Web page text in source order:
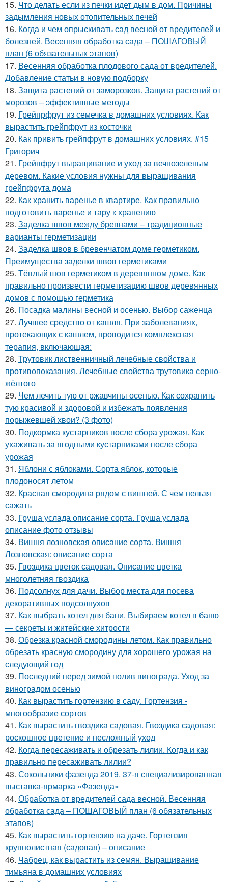
15. Что делать если из печки идет дым в дом. Причины
задымления новых отопительных печей
16. Когда и чем опрыскивать сад весной от вредителей и
болезней. Весенняя обработка сада – ПОШАГОВЫЙ
план (6 обязательных этапов)
17. Весенняя обработка плодового сада от вредителей.
Добавление статьи в новую подборку
18. Защита растений от заморозков. Защита растений от
морозов – эффективные методы
19. Грейпрфрут из семечка в домашних условиях. Как
вырастить грейпфрут из косточки
20. Как привить грейпфрут в домашних условиях. #15
Григорич
21. Грейпфрут выращивание и уход за вечнозеленым
деревом. Какие условия нужны для выращивания
грейпфрута дома
22. Как хранить варенье в квартире. Как правильно
подготовить варенье и тару к хранению
23. Заделка швов между бревнами – традиционные
варианты герметизации
24. Заделка швов в бревенчатом доме герметиком.
Преимущества заделки швов герметиками
25. Тёплый шов герметиком в деревянном доме. Как
правильно произвести герметизацию швов деревянных
домов с помощью герметика
26. Посадка малины весной и осенью. Выбор саженца
27. Лучшее средство от кашля. При заболеваниях,
протекающих с кашлем, проводится комплексная
терапия, включающая:
28. Трутовик лиственничный лечебные свойства и
противопоказания. Лечебные свойства трутовика серно-
жёлтого
29. Чем лечить тую от ржавчины осенью. Как сохранить
тую красивой и здоровой и избежать появления
порыжевшей хвои? (3 фото)
30. Подкормка кустарников после сбора урожая. Как
ухаживать за ягодными кустарниками после сбора
урожая
31. Яблони с яблоками. Сорта яблок, которые
плодоносят летом
32. Красная смородина рядом с вишней. С чем нельзя
сажать
33. Груша услада описание сорта. Груша услада
описание фото отзывы
34. Вишня лозновская описание сорта. Вишня
Лозновская: описание сорта
35. Гвоздика цветок садовая. Описание цветка
многолетняя гвоздика
36. Подсолнух для дачи. Выбор места для посева
декоративных подсолнухов
37. Как выбрать котел для бани. Выбираем котел в баню
— секреты и житейские хитрости
38. Обрезка красной смородины летом. Как правильно
обрезать красную смородину для хорошего урожая на
следующий год
39. Последний перед зимой полив винограда. Уход за
виноградом осенью
40. Как вырастить гортензию в саду. Гортензия -
многообразие сортов
41. Как вырастить гвоздика садовая. Гвоздика садовая:
роскошное цветение и несложный уход
42. Когда пересаживать и обрезать лилии. Когда и как
правильно пересаживать лилии?
43. Сокольники фазенда 2019. 37-я специализированная
выставка-ярмарка «Фазенда»
44. Обработка от вредителей сада весной. Весенняя
обработка сада – ПОШАГОВЫЙ план (6 обязательных
этапов)
45. Как вырастить гортензию на даче. Гортензия
крупнолистная (садовая) – описание
46. Чабрец, как вырастить из семян. Выращивание
тимьяна в домашних условиях